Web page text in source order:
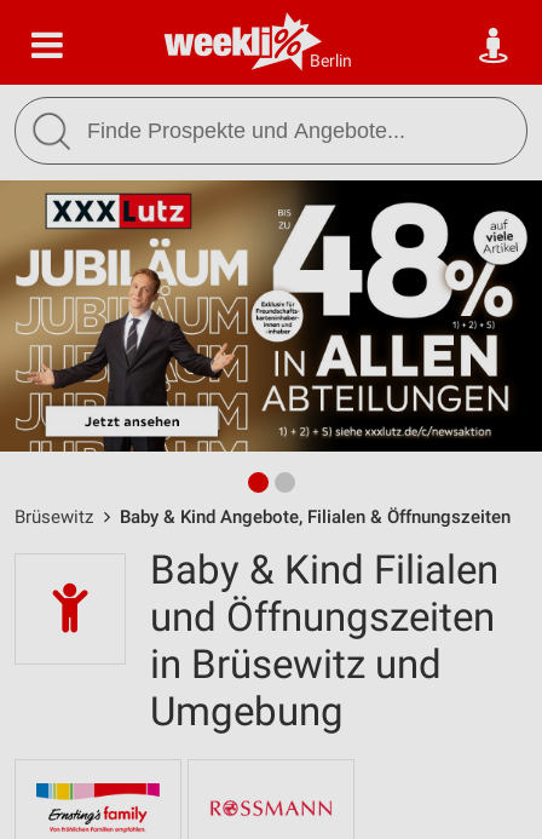
Berlin
Brüsewitz Baby & Kind Angebote, Filialen & Öffnungszeiten
Baby & Kind Filialen
und Öffnungszeiten
in Brüsewitz und
Umgebung